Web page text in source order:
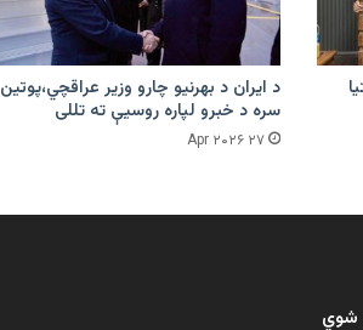
د ایران د بهرنیو چارو وزیر عراقچي،پوتین
سره د خبرو لپاره روسیې ته تللی
۲۷ Apr ۲۰۲۶
شوي